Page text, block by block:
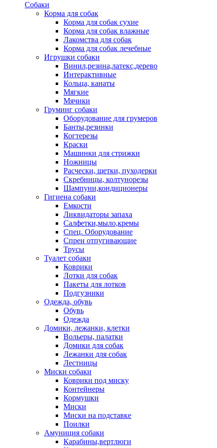
Собаки
Корма для собак
Корма для собак сухие
Корма для собак влажные
Лакомства для собак
Корма для собак лечебные
Игрушки собаки
Винил,резина,латекс,дерево
Интерактивные
Кольца, канаты
Мягкие
Мячики
Груминг собаки
Оборудование для грумеров
Банты,резинки
Когтерезы
Краски
Машинки для стрижки
Ножницы
Расчески, щетки, пуходерки
Скребницы, колтунорезы
Шампуни,кондиционеры
Гигиена собаки
Емкости
Ликвидаторы запаха
Салфетки,мыло,кремы
Спец. Оборудование
Спреи отпугивающие
Трусы
Туалет собаки
Коврики
Лотки для собак
Пакеты для лотков
Подгузники
Одежда, обувь
Обувь
Одежда
Домики, лежанки, клетки
Вольеры, палатки
Домики для собак
Лежанки для собак
Лестницы
Миски собаки
Коврики под миску
Контейнеры
Кормушки
Миски
Миски на подставке
Поилки
Амуниция собаки
Карабины,вертлюги